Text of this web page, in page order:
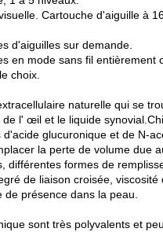
Cartouche d'aiguille à
d'aiguilles sur demande.
en mode sans fil entièrement
choix.
naturelle qui se
l' œil et le liquide
glucuronique et de N-
la perte de volume due
différentes formes de
de liaison croisée,
présence dans la peau.
sont très polyvalents et